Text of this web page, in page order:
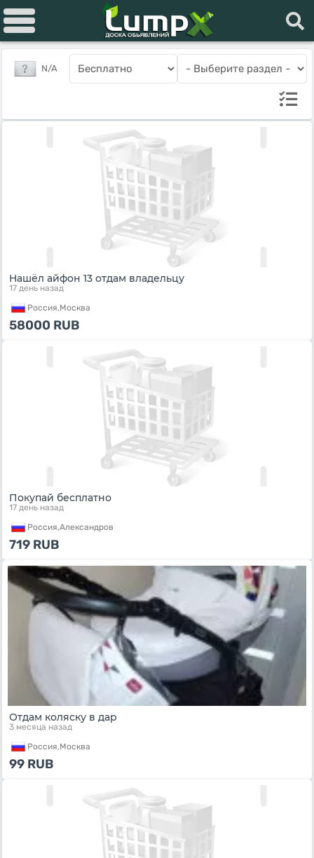
N/A
Нашёл айфон 13 отдам владельцу
17 день назад
Россия,Москва
58000 RUB
Покупай бесплатно
17 день назад
Россия,Александров
719 RUB
Отдам коляску в дар
3 месяца назад
Россия,Москва
99 RUB